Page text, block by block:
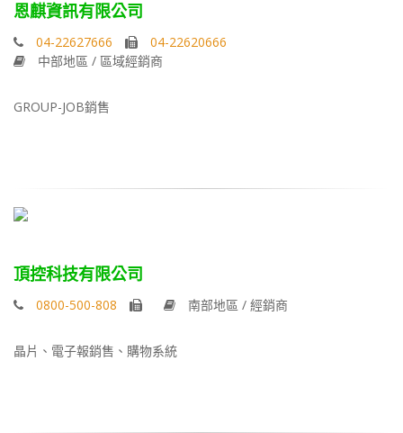
恩麒資訊有限公司
04-22627666
04-22620666
中部地區 / 區域經銷商
GROUP-JOB銷售
頂控科技有限公司
0800-500-808 南部地區 / 經銷商
晶片、電子報銷售、購物系統